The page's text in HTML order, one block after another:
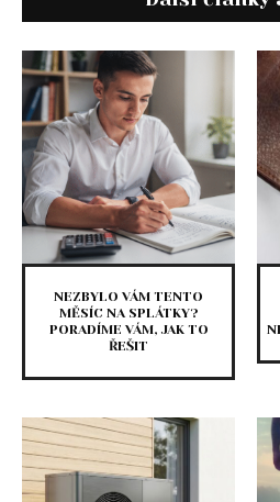
NEZBYLO VÁM TENTO
MĚSÍC NA SPLÁTKY?
PORADÍME VÁM, JAK TO
ŘEŠIT